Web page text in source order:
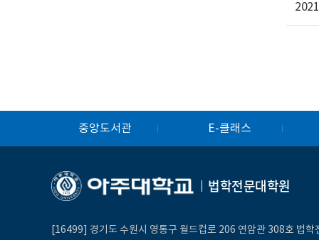
중앙도서관 E-클래스
법학전문대학원
[16499] 경기도 수원시 영통구 월드컵로 206 연암관 308호 법